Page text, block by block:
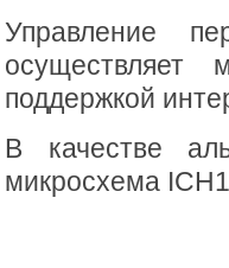
Управление
осуществляет
поддержкой
В качестве
микросхема